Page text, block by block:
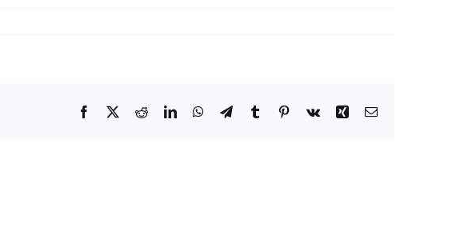
Facebook
X RedditLinkedInWhatsApp
TelegramTumblrPinterest
Vk Xing Correo